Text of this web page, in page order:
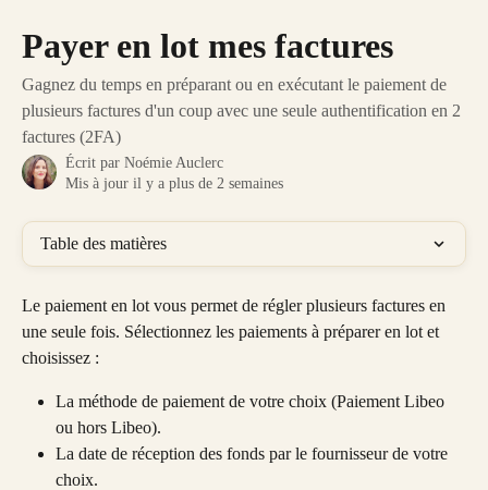
Payer en lot mes factures
Gagnez du temps en préparant ou en exécutant le paiement de
plusieurs factures d'un coup avec une seule authentification en 2
factures (2FA)
Écrit par Noémie Auclerc
Mis à jour il y a plus de 2 semaines
Table des matières
Le paiement en lot vous permet de régler plusieurs factures en
une seule fois. Sélectionnez les paiements à préparer en lot et
choisissez :
La méthode de paiement de votre choix (Paiement Libeo
ou hors Libeo).
La date de réception des fonds par le fournisseur de votre
choix.